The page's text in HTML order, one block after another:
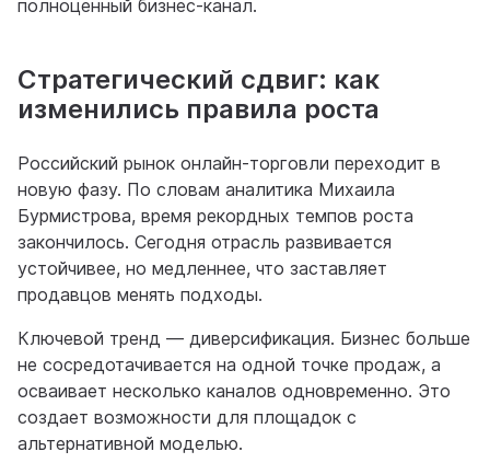
полноценный бизнес-канал.
Стратегический сдвиг: как
изменились правила роста
Российский рынок онлайн-торговли переходит в
новую фазу. По словам аналитика Михаила
Бурмистрова, время рекордных темпов роста
закончилось. Сегодня отрасль развивается
устойчивее, но медленнее, что заставляет
продавцов менять подходы.
Ключевой тренд — диверсификация. Бизнес больше
не сосредотачивается на одной точке продаж, а
осваивает несколько каналов одновременно. Это
создает возможности для площадок с
альтернативной моделью.